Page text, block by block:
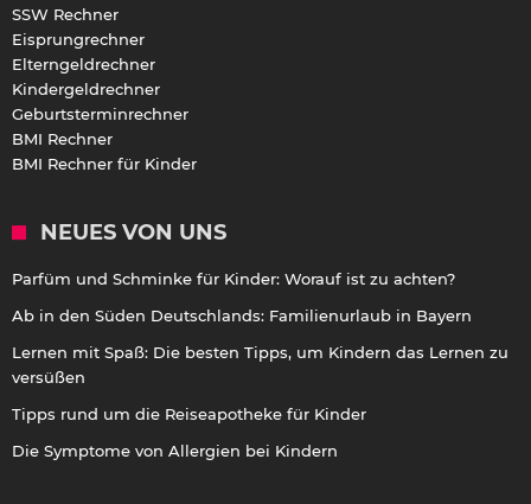
SSW Rechner
Eisprungrechner
Elterngeldrechner
Kindergeldrechner
Geburtsterminrechner
BMI Rechner
BMI Rechner für Kinder
NEUES VON UNS
Parfüm und Schminke für Kinder: Worauf ist zu achten?
Ab in den Süden Deutschlands: Familienurlaub in Bayern
Lernen mit Spaß: Die besten Tipps, um Kindern das Lernen zu
versüßen
Tipps rund um die Reiseapotheke für Kinder
Die Symptome von Allergien bei Kindern